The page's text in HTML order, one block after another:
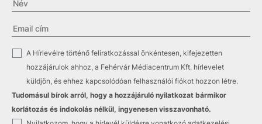
✓
A Hírlevélre történő feliratkozással önkéntesen, kifejezetten
hozzájárulok ahhoz, a Fehérvár Médiacentrum Kft. hírlevelet
küldjön, és ehhez kapcsolódóan felhasználói fiókot hozzon létre.
Tudomásul bírok arról, hogy a hozzájáruló nyilatkozat bármikor
korlátozás és indokolás nélkül, ingyenesen visszavonható.